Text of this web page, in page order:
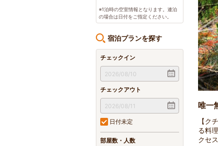
※1泊時の空室情報となります。連泊
の場合は日付をご指定ください。
宿泊プランを探す
チェックイン
チェックアウト
日付未定
部屋数・人数
2/5
唯一
【ク
る料
クセ